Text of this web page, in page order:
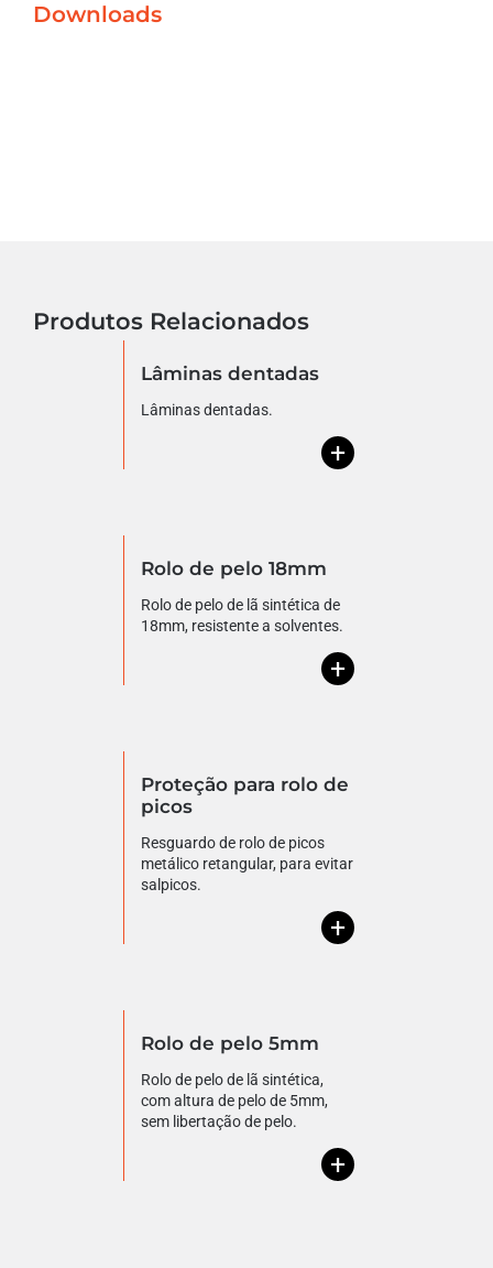
Downloads
Produtos Relacionados
Lâminas dentadas
Lâminas dentadas.
+
Rolo de pelo 18mm
Rolo de pelo de lã sintética de
18mm, resistente a solventes.
+
Proteção para rolo de
picos
Resguardo de rolo de picos
metálico retangular, para evitar
salpicos.
+
Rolo de pelo 5mm
Rolo de pelo de lã sintética,
com altura de pelo de 5mm,
sem libertação de pelo.
+